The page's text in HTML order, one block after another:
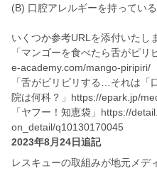
(B) 口腔アレルギーを持っている
いくつか参考URLを添付いたし
「マンゴーを食べたら舌がピ
e-academy.com/mango-piripiri/
「舌がピリピリする…それは「
院は何科？」https://epark.jp/
「ヤフー！知恵袋」https://
on_detail/q10130170045
2023年8月24日追記
レスキューの取組みが地元メデ